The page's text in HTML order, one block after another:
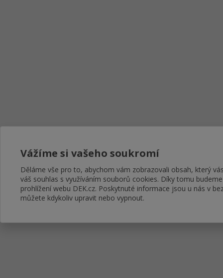
Vážíme si vašeho soukromí
Děláme vše pro to, abychom vám zobrazovali obsah, který
váš souhlas s využíváním souborů cookies. Díky tomu
prohlížení webu DEK.cz. Poskytnuté informace jsou u nás v
můžete kdykoliv upravit nebo vypnout.